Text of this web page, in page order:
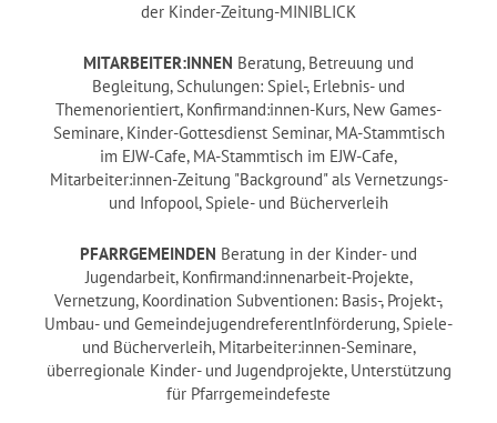
der Kinder-Zeitung-MINIBLICK
MITARBEITER:INNEN Beratung, Betreuung und
Begleitung, Schulungen: Spiel-, Erlebnis- und
Themenorientiert, Konfirmand:innen-Kurs, New Games-
Seminare, Kinder-Gottesdienst Seminar, MA-Stammtisch
im EJW-Cafe, MA-Stammtisch im EJW-Cafe,
Mitarbeiter:innen-Zeitung "Background" als Vernetzungs-
und Infopool, Spiele- und Bücherverleih
PFARRGEMEINDEN Beratung in der Kinder- und
Jugendarbeit, Konfirmand:innenarbeit-Projekte,
Vernetzung, Koordination Subventionen: Basis-, Projekt-,
Umbau- und GemeindejugendreferentInförderung, Spiele-
und Bücherverleih, Mitarbeiter:innen-Seminare,
überregionale Kinder- und Jugendprojekte, Unterstützung
für Pfarrgemeindefeste